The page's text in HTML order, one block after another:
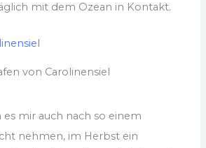
mit dem Ozean in Kontakt.
von Carolinensiel
es mir auch nach so einem
nehmen, im Herbst ein